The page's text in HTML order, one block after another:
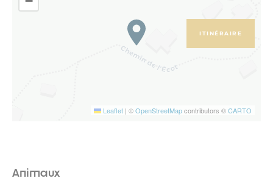
Leaflet | ©OpenStreetMapcontributors ©CARTO
ITINÉRAIRE
Animaux